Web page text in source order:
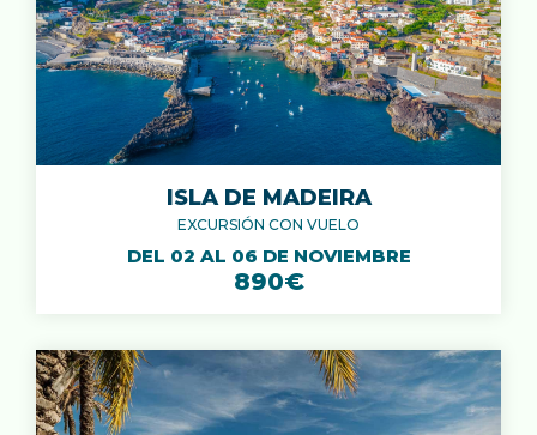
ISLA DE MADEIRA
EXCURSIÓN CON VUELO
DEL 02 AL 06 DE NOVIEMBRE
890€